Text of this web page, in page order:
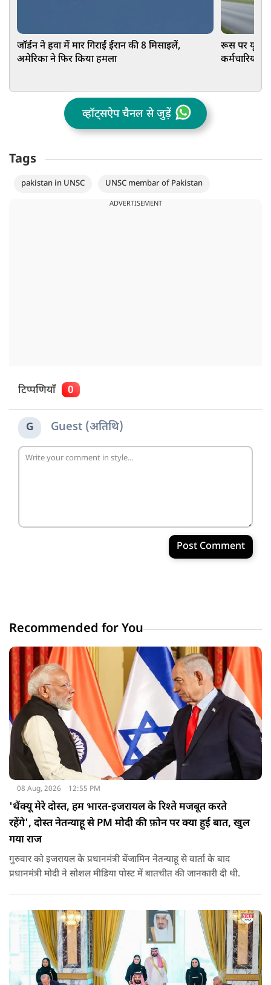
जॉर्डन ने हवा में मार गिराईं ईरान की 8 मिसाइलें,
अमेरिका ने फिर किया हमला
रूस पर यूक्रेन
कर्मचारियों
व्हॉट्सऐप चैनल से जुड़ें
Tags
pakistan in UNSC UNSC membar of Pakistan
ADVERTISEMENT
टिप्पणियाँ 0
G Guest (अतिथि)
Post Comment
Recommended for You
08 Aug, 2026 12:55 PM
'थैंक्यू मेरे दोस्त, हम भारत-इजरायल के रिश्ते मजबूत करते
रहेंगे', दोस्त नेतन्याहू से PM मोदी की फ़ोन पर क्या हुई बात, खुल
गया राज
गुरुवार को इजरायल के प्रधानमंत्री बेंजामिन नेतन्याहू से वार्ता के बाद
प्रधानमंत्री मोदी ने सोशल मीड‍िया पोस्‍ट में बातचीत की जानकारी दी थी.